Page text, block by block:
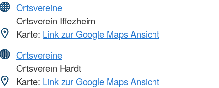
Ortsvereine
Ortsverein Iffezheim
Karte: Link zur Google Maps Ansicht
Ortsvereine
Ortsverein Hardt
Karte: Link zur Google Maps Ansicht